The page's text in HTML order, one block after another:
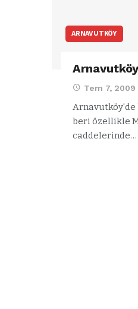
ARNAVUTKÖY
Tem 7, 2009
Arnavutköy'de
beri özellikle
caddelerinde…